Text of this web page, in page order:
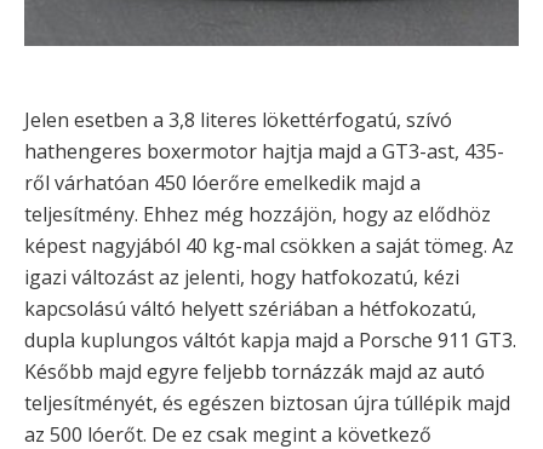
Jelen esetben a 3,8 literes lökettérfogatú, szívó
hathengeres boxermotor hajtja majd a GT3-ast, 435-
ről várhatóan 450 lóerőre emelkedik majd a
teljesítmény. Ehhez még hozzájön, hogy az elődhöz
képest nagyjából 40 kg-mal csökken a saját tömeg. Az
igazi változást az jelenti, hogy hatfokozatú, kézi
kapcsolású váltó helyett szériában a hétfokozatú,
dupla kuplungos váltót kapja majd a Porsche 911 GT3.
Később majd egyre feljebb tornázzák majd az autó
teljesítményét, és egészen biztosan újra túllépik majd
az 500 lóerőt. De ez csak megint a következő